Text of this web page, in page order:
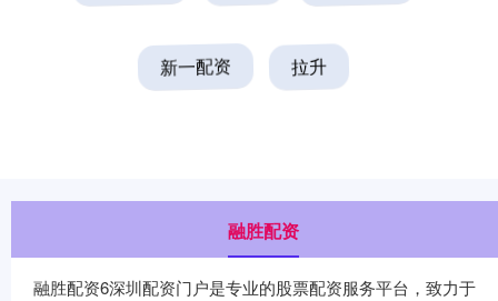
新一配资 拉升
融胜配资
融胜配资6深圳配资门户是专业的股票配资服务平台，致力于